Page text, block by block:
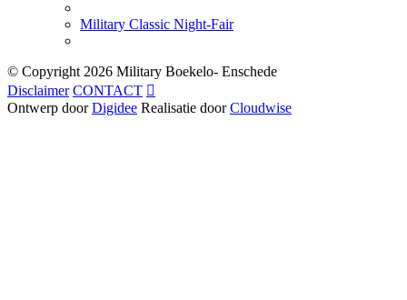
Military Classic Night-Fair
© Copyright 2026 Military Boekelo- Enschede
Disclaimer CONTACT 
Ontwerp doorDigidee Realisatie doorCloudwise